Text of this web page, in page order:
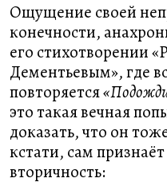
Ощущение своей
конечности,
его стихотворении
Дементьевым», где
повторяется
это такая вечная
доказать, что он
кстати, сам
вторичность: